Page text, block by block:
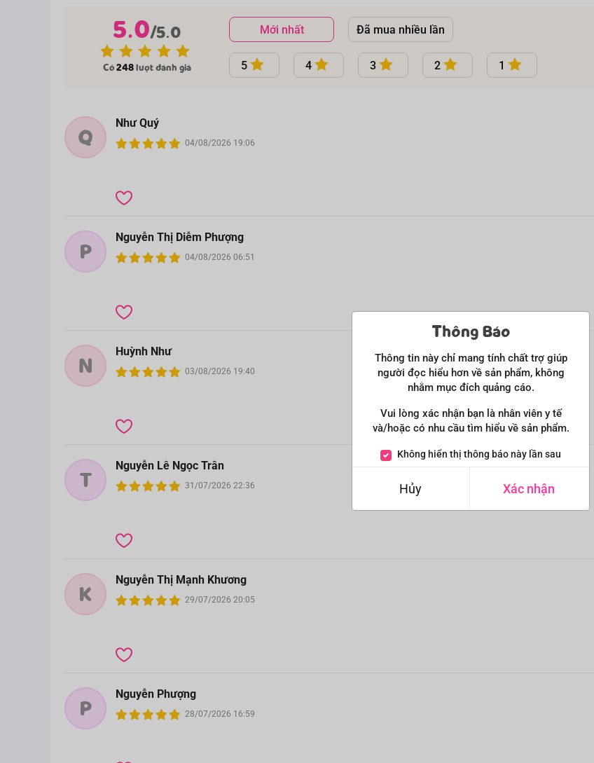
5.0/5.0
Có248lượt đánh giá
Mới nhất Đã mua nhiều lần
5 4 3 2 1
Q
Như Quý
04/08/2026 19:06
P
Nguyễn Thị Diễm Phượng
04/08/2026 06:51
N
Huỳnh Như
03/08/2026 19:40
T
Nguyễn Lê Ngọc Trân
31/07/2026 22:36
K
Nguyễn Thị Mạnh Khương
29/07/2026 20:05
P
Nguyễn Phượng
28/07/2026 16:59
Thông Báo
Thông tin này chỉ mang tính chất trợ giúp
người đọc hiểu hơn về sản phẩm, không
nhằm mục đích quảng cáo.
Vui lòng xác nhận bạn là nhân viên y tế
và/hoặc có nhu cầu tìm hiểu về sản phẩm.
Không hiển thị thông báo này lần sau
Hủy Xác nhận